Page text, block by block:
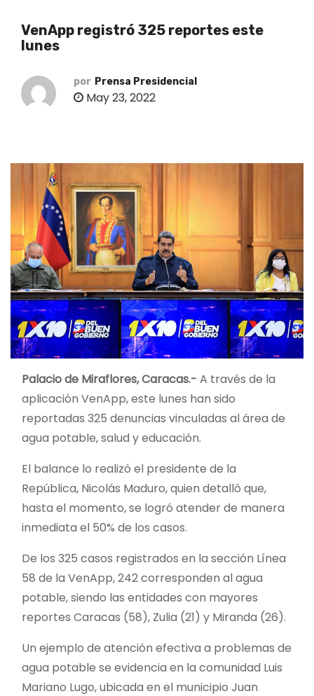
VenApp registró 325 reportes este
lunes
por Prensa Presidencial
May 23, 2022
Palacio de Miraflores, Caracas.- A través de la
aplicación VenApp, este lunes han sido
reportadas 325 denuncias vinculadas al área de
agua potable, salud y educación.
El balance lo realizó el presidente de la
República, Nicolás Maduro, quien detalló que,
hasta el momento, se logró atender de manera
inmediata el 50% de los casos.
De los 325 casos registrados en la sección Línea
58 de la VenApp, 242 corresponden al agua
potable, siendo las entidades con mayores
reportes Caracas (58), Zulia (21) y Miranda (26).
Un ejemplo de atención efectiva a problemas de
agua potable se evidencia en la comunidad Luis
Mariano Lugo, ubicada en el municipio Juan